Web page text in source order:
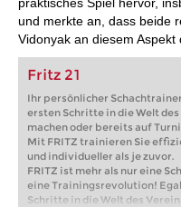
und merkte an, dass beide
Vidonyak an diesem Aspekt
Fritz 21
Ihr persönlicher
ersten Schritte in die Welt
machen oder bereits auf
Mit FRITZ trainieren Sie
und individueller als je zuvor.
FRITZ ist mehr als nur eine
eine Trainingsrevolution!
Schritte in die Welt des